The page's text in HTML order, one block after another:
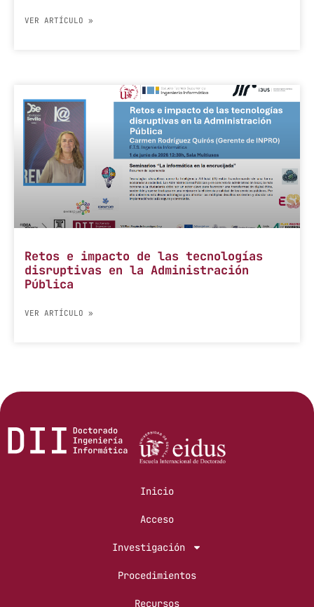
VER ARTÍCULO »
Retos e impacto de las tecnologías
disruptivas en la Administración
Pública
VER ARTÍCULO »
Inicio
Acceso
Investigación
Procedimientos
Recursos